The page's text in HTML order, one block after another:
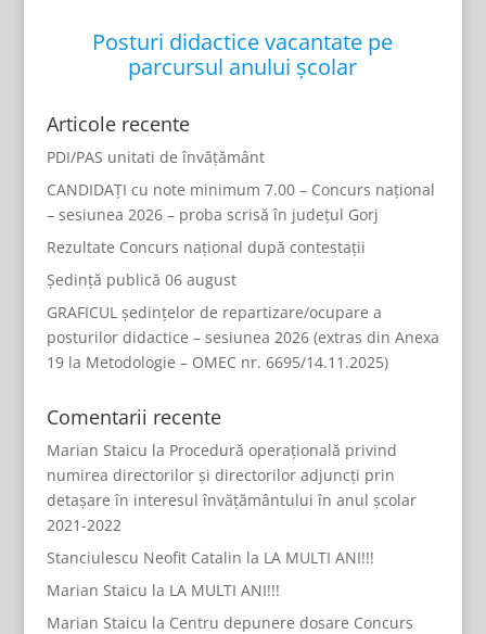
Posturi didactice vacantate pe
parcursul anului școlar
Articole recente
PDI/PAS unitati de învățământ
CANDIDAȚI cu note minimum 7.00 – Concurs național
– sesiunea 2026 – proba scrisă în județul Gorj
Rezultate Concurs național după contestații
Ședință publică 06 august
GRAFICUL ședințelor de repartizare/ocupare a
posturilor didactice – sesiunea 2026 (extras din Anexa
19 la Metodologie – OMEC nr. 6695/14.11.2025)
Comentarii recente
Marian Staicu la Procedură operațională privind
numirea directorilor și directorilor adjuncți prin
detașare în interesul învățământului în anul școlar
2021-2022
Stanciulescu Neofit Catalin la LA MULTI ANI!!!
Marian Staicu la LA MULTI ANI!!!
Marian Staicu la Centru depunere dosare Concurs